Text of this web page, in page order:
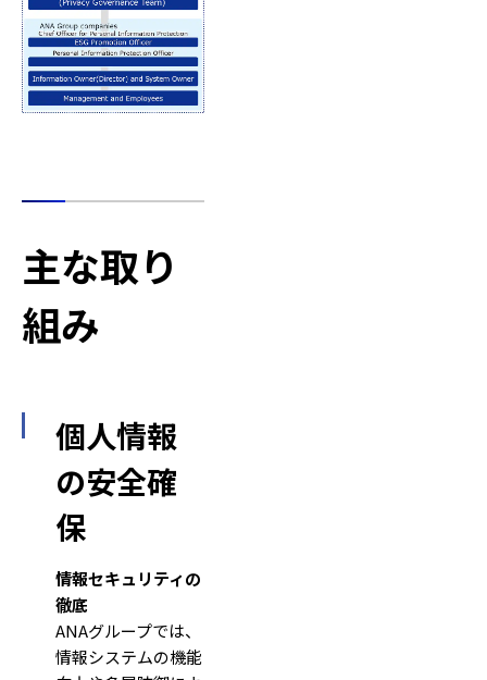
主な取り
組み
個人情報
の安全確
保
情報セキュリティの
徹底
ANAグループでは、
情報システムの機能